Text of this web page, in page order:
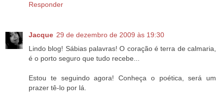
Responder
Jacque 29 de dezembro de 2009 às 19:30
Lindo blog! Sábias palavras! O coração é terra de calmaria,
é o porto seguro que tudo recebe...
Estou te seguindo agora! Conheça o poética, será um
prazer tê-lo por lá.